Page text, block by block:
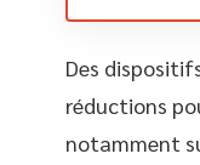
Des
réductions
notamment